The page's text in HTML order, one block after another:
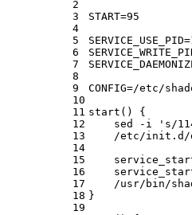
2
3
4
5
6
7
8
9
10
11
12
13
14
15
16
17
18
19
START=95
CONFIG=/etc/
start() {
sed -i 's/
/etc/
/usr/bin/
}